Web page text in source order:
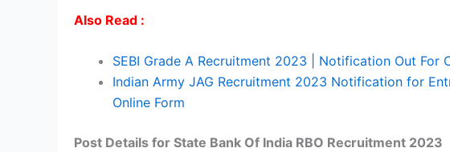
Also Read :
SEBI Grade A Recruitment 2023 | Notification Out For
Indian Army JAG Recruitment 2023 Notification for
Online Form
Post Details for State Bank Of India RBO Recruitment 2023